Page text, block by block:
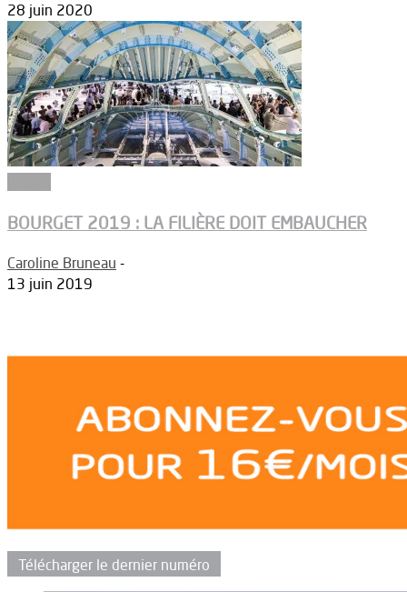
28 juin 2020
BOURGET 2019 : LA FILIÈRE DOIT EMBAUCHER
Caroline Bruneau -
13 juin 2019
Télécharger le dernier numéro